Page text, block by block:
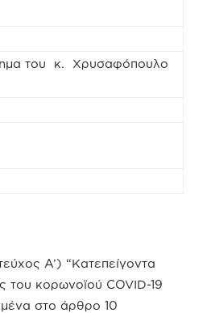
του κ. Χρυσαφόπουλο
A’) “Κατεπείγοντα
του κορωνοϊού COVID-19
στο άρθρο 10